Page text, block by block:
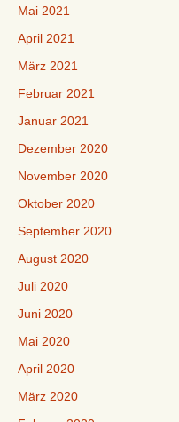
Mai 2021
April 2021
März 2021
Februar 2021
Januar 2021
Dezember 2020
November 2020
Oktober 2020
September 2020
August 2020
Juli 2020
Juni 2020
Mai 2020
April 2020
März 2020